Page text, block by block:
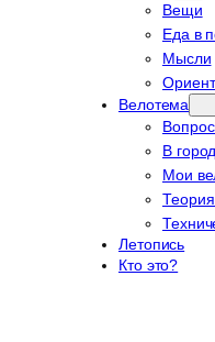
Вещи
Еда в
Мысли
Велотема
В
Мои
Летопись
Кто это?